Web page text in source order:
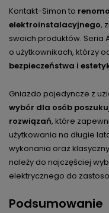
Kontakt-Simon to
elektroinstalacyjnego,
swoich produktów. Seria
o użytkownikach, którzy
bezpieczeństwa i
Gniazdo pojedyncze z
wybór dla osób
rozwiązań, które
użytkowania na długie
wykonania oraz
należy do najczęściej
elektrycznego do
Podsumowanie